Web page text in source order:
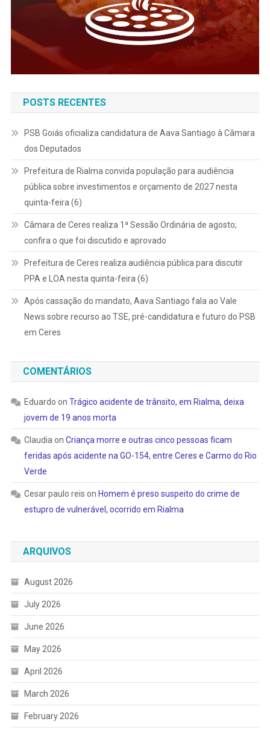
POSTS RECENTES
PSB Goiás oficializa candidatura de Aava Santiago à Câmara
dos Deputados
Prefeitura de Rialma convida população para audiência
pública sobre investimentos e orçamento de 2027 nesta
quinta-feira (6)
Câmara de Ceres realiza 1ª Sessão Ordinária de agosto;
confira o que foi discutido e aprovado
Prefeitura de Ceres realiza audiência pública para discutir
PPA e LOA nesta quinta-feira (6)
Após cassação do mandato, Aava Santiago fala ao Vale
News sobre recurso ao TSE, pré-candidatura e futuro do PSB
em Ceres
COMENTÁRIOS
Eduardo on Trágico acidente de trânsito, em Rialma, deixa
jovem de 19 anos morta
Claudiaon Criança morre e outras cinco pessoas ficam
feridas após acidente na GO-154, entre Ceres e Carmo do Rio
Verde
Cesar paulo reis on Homem é preso suspeito do crime de
estupro de vulnerável, ocorrido em Rialma
ARQUIVOS
August 2026
July 2026
June 2026
May 2026
April 2026
March 2026
February 2026